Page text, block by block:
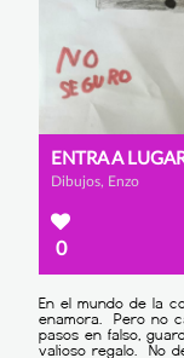
ENTRA A
Dibujos, Enzo
0